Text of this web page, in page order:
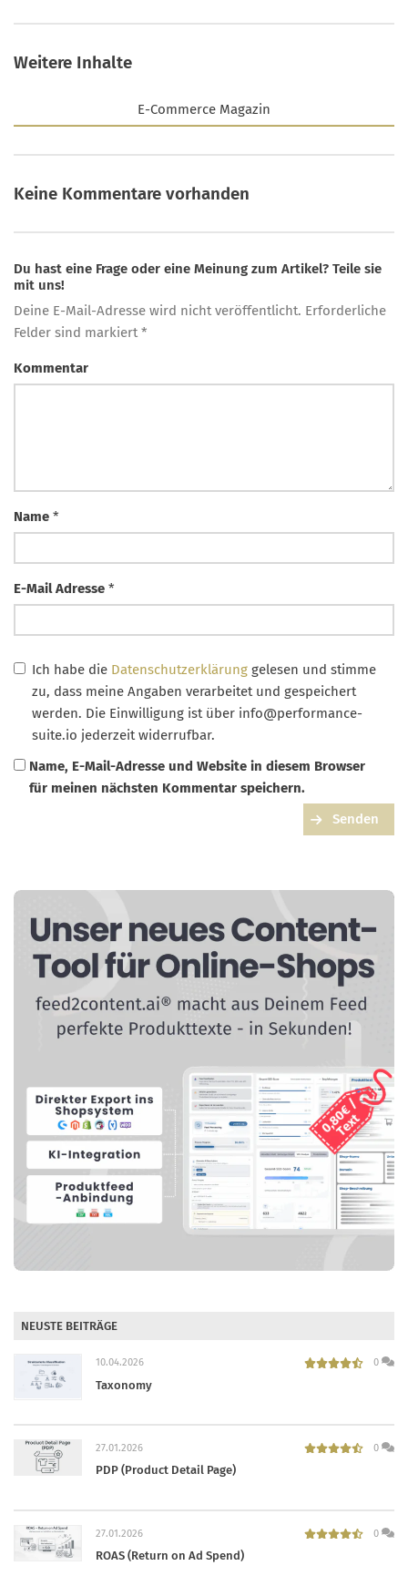
Weitere Inhalte
E-Commerce Magazin
Keine Kommentare vorhanden
Du hast eine Frage oder eine Meinung zum Artikel? Teile sie
mit uns!
Deine E-Mail-Adresse wird nicht veröffentlicht. Erforderliche
Felder sind markiert *
Kommentar
Name *
E-Mail Adresse *
Ich habe die Datenschutzerklärung gelesen und stimme
zu, dass meine Angaben verarbeitet und gespeichert
werden. Die Einwilligung ist über info@performance-
suite.io jederzeit widerrufbar.
Name, E-Mail-Adresse und Website in diesem Browser
für meinen nächsten Kommentar speichern.
Senden
NEUSTE BEITRÄGE
10.04.2026 0
Taxonomy
27.01.2026 0
PDP (Product Detail Page)
27.01.2026 0
ROAS (Return on Ad Spend)